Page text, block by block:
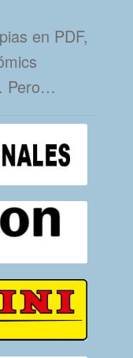
en PDF,
Pero…